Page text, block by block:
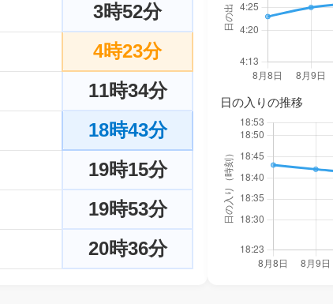
3時52分
4時23分
11時34分
18時43分
19時15分
19時53分
20時36分
日の入りの推移